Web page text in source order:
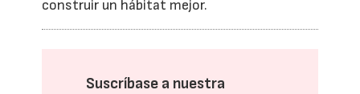
construir un hábitat mejor.
Suscríbase a nuestra